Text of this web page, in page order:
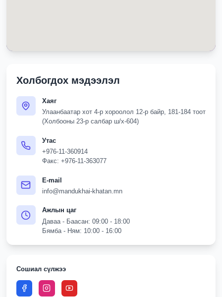
Холбогдох мэдээлэл
Хаяг
Улаанбаатар хот 4-р хороолол 12-р байр, 181-184 тоот
(Холбооны 23-р салбар ш/х-604)
Утас
+976-11-360914
Факс: +976-11-363077
E-mail
info@mandukhai-khatan.mn
Ажлын цаг
Даваа - Баасан: 09:00 - 18:00
Бямба - Ням: 10:00 - 16:00
Сошиал сүлжээ